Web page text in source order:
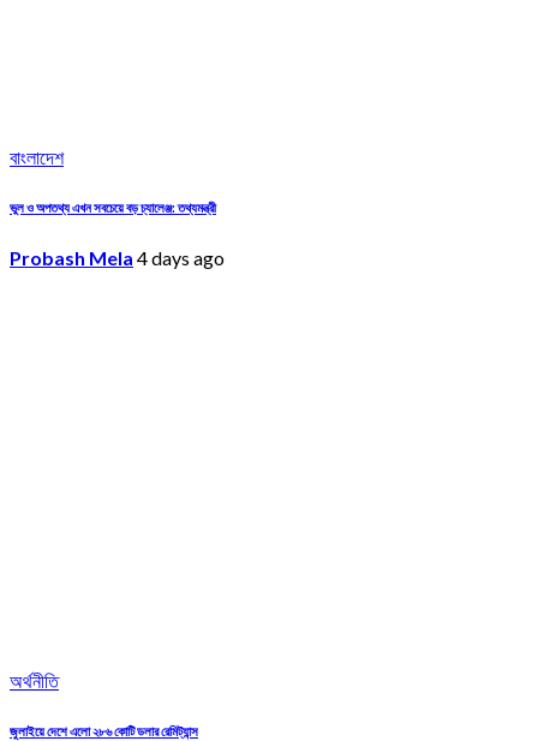
বাংলাদেশ
ভুল ও অপতথ্য এখন সবচেয়ে বড় চ্যালেঞ্জ: তথ্যমন্ত্রী
Probash Mela 4 days ago
অর্থনীতি
জুলাইয়ে দেশে এলো ২৮৬ কোটি ডলার রেমিট্যান্স